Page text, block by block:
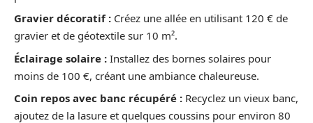
Gravier décoratif : Créez une allée en utilisant 120 € de
gravier et de géotextile sur 10 m².
Éclairage solaire : Installez des bornes solaires pour
moins de 100 €, créant une ambiance chaleureuse.
Coin repos avec banc récupéré : Recyclez un vieux banc,
ajoutez de la lasure et quelques coussins pour environ 80